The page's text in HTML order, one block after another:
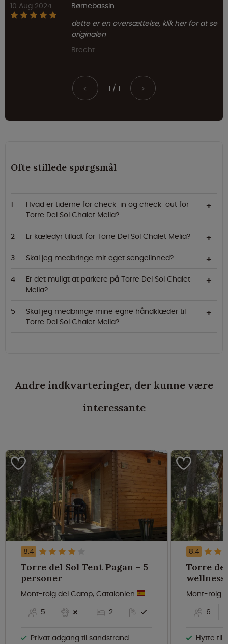
10 Aug 2024
Børnebassin
dette er en oversættelse, klik her for at se
originalen
Brecht
< 1 / 1 >
Ofte stillede spørgsmål
Hvad er tiderne for check-in og check-out for
Torre Del Sol Chalet Melia?
Er kæledyr tilladt for Torre Del Sol Chalet Melia?
Skal jeg medbringe mit eget sengelinned?
Er det muligt at parkere på Torre Del Sol Chalet
Melia?
Skal jeg medbringe mine egne håndklæder til
Torre Del Sol Chalet Melia?
Andre indkvarteringer, der kunne være
interessante
8.4
Torre del Sol Tent Pagan - 5
personer
Mont-roig del Camp, Catalonien
5
2
Privat adgang til sandstrand
8.4
Torre
Mont-roig
6
Hytte til